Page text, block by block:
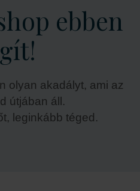
ebben
olyan akadályt, ami az
útjában áll.
leginkább téged.